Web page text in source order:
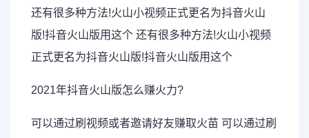
还有很多种方法!火山小视频正式更名为抖音火山
版!抖音火山版用这个 还有很多种方法!火山小视频
正式更名为抖音火山版!抖音火山版用这个
2021年抖音火山版怎么赚火力?
可以通过刷视频或者邀请好友赚取火苗 可以通过刷